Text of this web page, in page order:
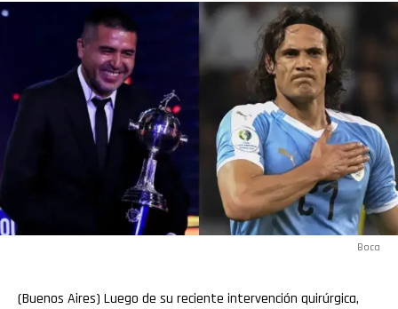
Boca
(Buenos Aires) Luego de su reciente intervención quirúrgica,